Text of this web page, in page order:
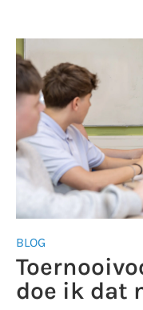
BLOG
doe ik dat